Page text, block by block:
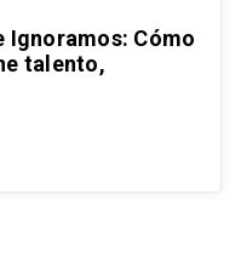
Ignoramos: Cómo
talento,